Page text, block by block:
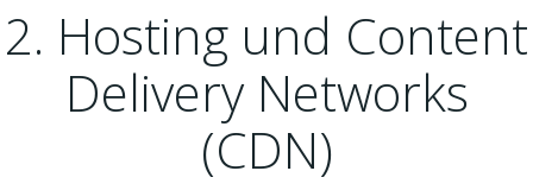
2. Hosting und Content
Delivery Networks
(CDN)